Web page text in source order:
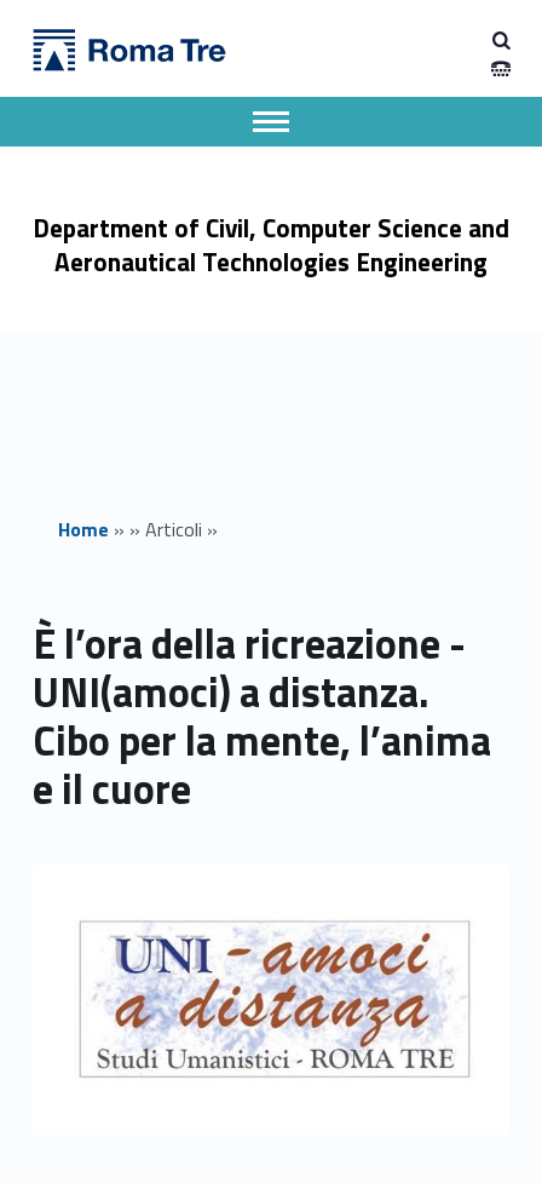
È l’ora della ricreazione - UNI(amoci) a distanza. Cibo per la mente, l’anima e il cuore - Dipartimento di Ingegneria Civile, Informatica e delle Tecnologie Aeronautiche
Department of Civil, Computer Science and
Aeronautical Technologies Engineering
Apri il menu secondario
Header info sidebar
Home » » Articoli »
È l’ora della ricreazione -
UNI(amoci) a distanza.
Cibo per la mente, l’anima
e il cuore